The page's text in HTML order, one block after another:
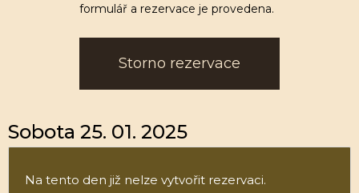
formulář a rezervace je provedena.
Storno rezervace
Sobota 25. 01. 2025
Na tento den již nelze vytvořit rezervaci.